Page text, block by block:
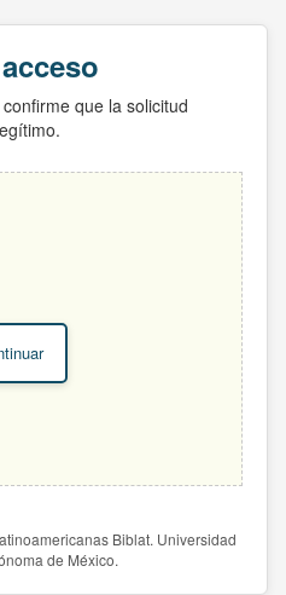
que la solicitud
Biblat. Universidad
de México.